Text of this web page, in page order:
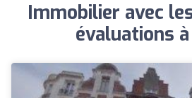
Immobilier avec
évaluations